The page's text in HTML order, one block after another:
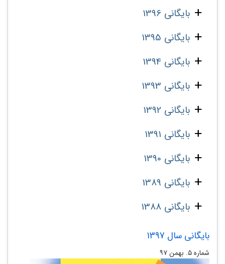
بایگانی 1396
بایگانی 1395
بایگانی 1394
بایگانی 1393
بایگانی 1392
بایگانی 1391
بایگانی 1390
بایگانی 1389
بایگانی 1388
بایگانی سال 1397
شماره ۵. بهمن ۹۷